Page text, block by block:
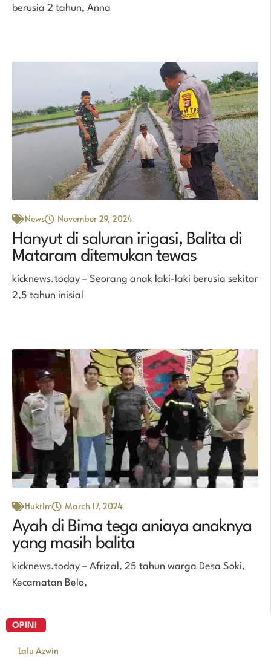
berusia 2 tahun, Anna
News November 29, 2024
Hanyut di saluran irigasi, Balita di
Mataram ditemukan tewas
kicknews.today – Seorang anak laki-laki berusia sekitar
2,5 tahun inisial
Hukrim March 17, 2024
Ayah di Bima tega aniaya anaknya
yang masih balita
kicknews.today – Afrizal, 25 tahun warga Desa Soki,
Kecamatan Belo,
OPINI
Lalu Azwin